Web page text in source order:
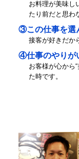
お料理が美味し
たり前だと思わ
③この仕事を選
接客が好きだか
④仕事のやりが
お客様が心から
た時です。